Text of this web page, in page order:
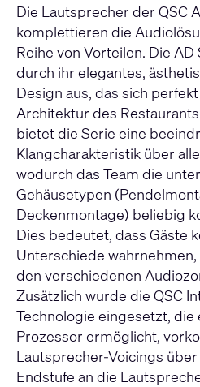
Die Lautsprecher der QSC
komplettieren die
Reihe von Vorteilen. Die
durch ihr elegantes,
Design aus, das sich
Architektur des
bietet die Serie eine
Klangcharakteristik über
wodurch das Team die
Gehäusetypen
Deckenmontage) beliebig
Dies bedeutet, dass Gäste
Unterschiede
den verschiedenen
Zusätzlich wurde die QSC
Technologie eingesetzt, die
Prozessor ermöglicht,
Lautsprecher-Voicings
Endstufe an die